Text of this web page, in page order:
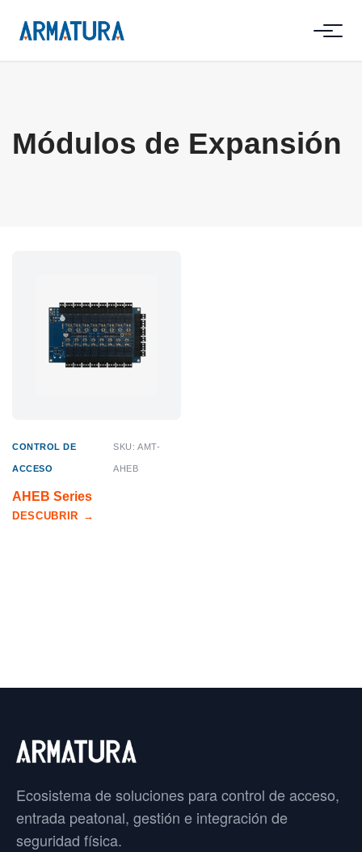
Módulos de Expansión
CONTROL DE
ACCESO
SKU: AMT-
AHEB
AHEB Series
DESCUBRIR →
Ecosistema de soluciones para control de acceso,
entrada peatonal, gestión e integración de
seguridad física.